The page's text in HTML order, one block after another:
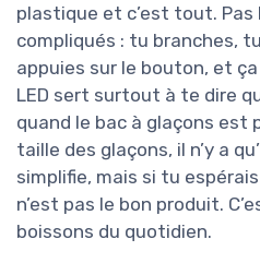
plastique et c’est tout. Pas
compliqués : tu branches,
appuies sur le bouton, et
LED sert surtout à te dire
quand le bac à glaçons est
taille des glaçons, il n’y a
simplifie, mais si tu
n’est pas le bon produit.
boissons du quotidien.